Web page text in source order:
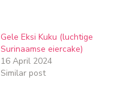
Gele Eksi Kuku (luchtige
Surinaamse eiercake)
16 April 2024
Similar post